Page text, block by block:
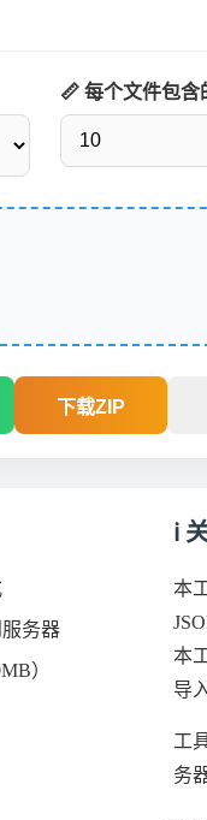
📏 每个文件包含
下载ZIP
务器
）
ℹ️
本
本
导
工
务